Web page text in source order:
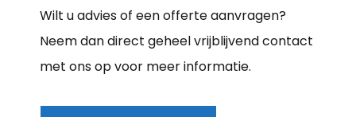
Wilt u advies of een offerte aanvragen?
Neem dan direct geheel vrijblijvend contact
met ons op voor meer informatie.